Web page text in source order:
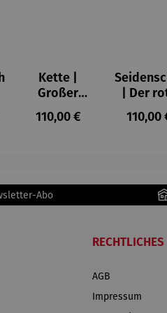
Preis:
Kette |
Großer
Mohn –
Emil
Regulärer Preis:
110,00 €
| Der
in
110,00
Abo
RECHTLICHES
AGB
Impressum